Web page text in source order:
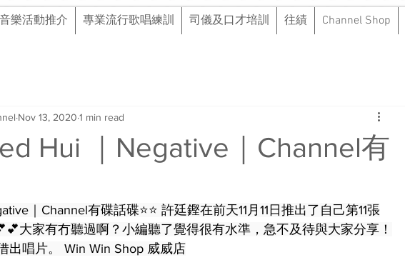
音樂活動推介 專業流行歌唱練訓 司儀及口才培訓 往績 Channel Shop
Hui ｜Negative｜Channel有
Nov 13, 2020 1 min read
｜Channel有碟話碟⭐️⭐️ 許廷鏗在前天11月11日推出了自己第11張
大家有冇聽過啊？小編聽了覺得很有水準，急不及待與大家分享！
出唱片。 Win Win Shop 威威店